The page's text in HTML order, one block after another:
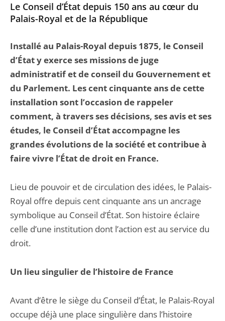
Le Conseil d’État depuis 150 ans au cœur du
Palais-Royal et de la République
Installé au Palais-Royal depuis 1875, le Conseil
d’État y exerce ses missions de juge
administratif et de conseil du Gouvernement et
du Parlement. Les cent cinquante ans de cette
installation sont l’occasion de rappeler
comment, à travers ses décisions, ses avis et ses
études, le Conseil d’État accompagne les
grandes évolutions de la société et contribue à
faire vivre l’État de droit en France.
Lieu de pouvoir et de circulation des idées, le Palais-
Royal offre depuis cent cinquante ans un ancrage
symbolique au Conseil d’État. Son histoire éclaire
celle d’une institution dont l’action est au service du
droit.
Un lieu singulier de l’histoire de France
Avant d’être le siège du Conseil d’État, le Palais-Royal
occupe déjà une place singulière dans l’histoire